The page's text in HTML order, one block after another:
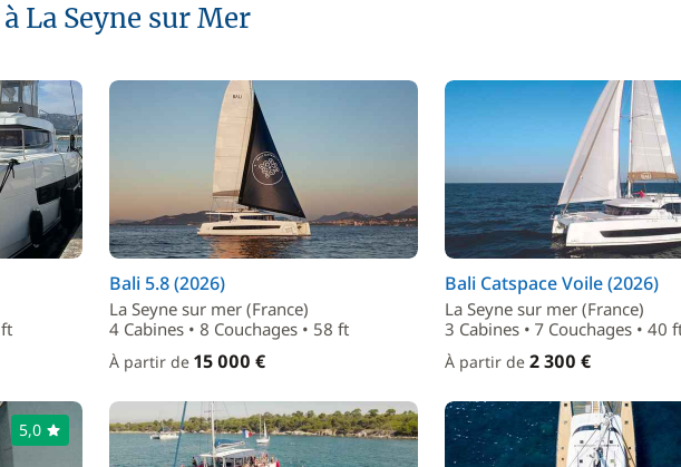
La Seyne sur Mer
Bali 5.8 (2026)
La Seyne sur mer (France)
4 Cabines • 8 Couchages • 58 ft
À partir de 15 000 €
Bali Catspace Voile (2026)
La Seyne sur mer (France)
3 Cabines • 7 Couchages • 40
À partir de 2 300 €
5,0